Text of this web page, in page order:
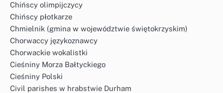
Chińscy olimpijczycy
Chińscy płotkarze
Chmielnik (gmina w województwie świętokrzyskim)
Chorwaccy językoznawcy
Chorwackie wokalistki
Cieśniny Morza Bałtyckiego
Cieśniny Polski
Civil parishes w hrabstwie Durham